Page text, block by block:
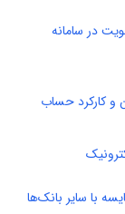
در سامانه
و کارکرد حساب
با سایر بانک‌ها